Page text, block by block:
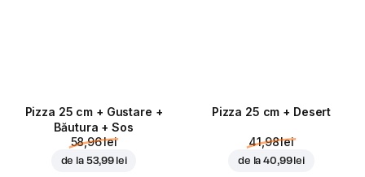
Pizza 25 cm + Gustare +
Băutura + Sos
58,96 lei
de la 53,99 lei
Pizza 25 cm + Desert
41,98 lei
de la40,99 lei